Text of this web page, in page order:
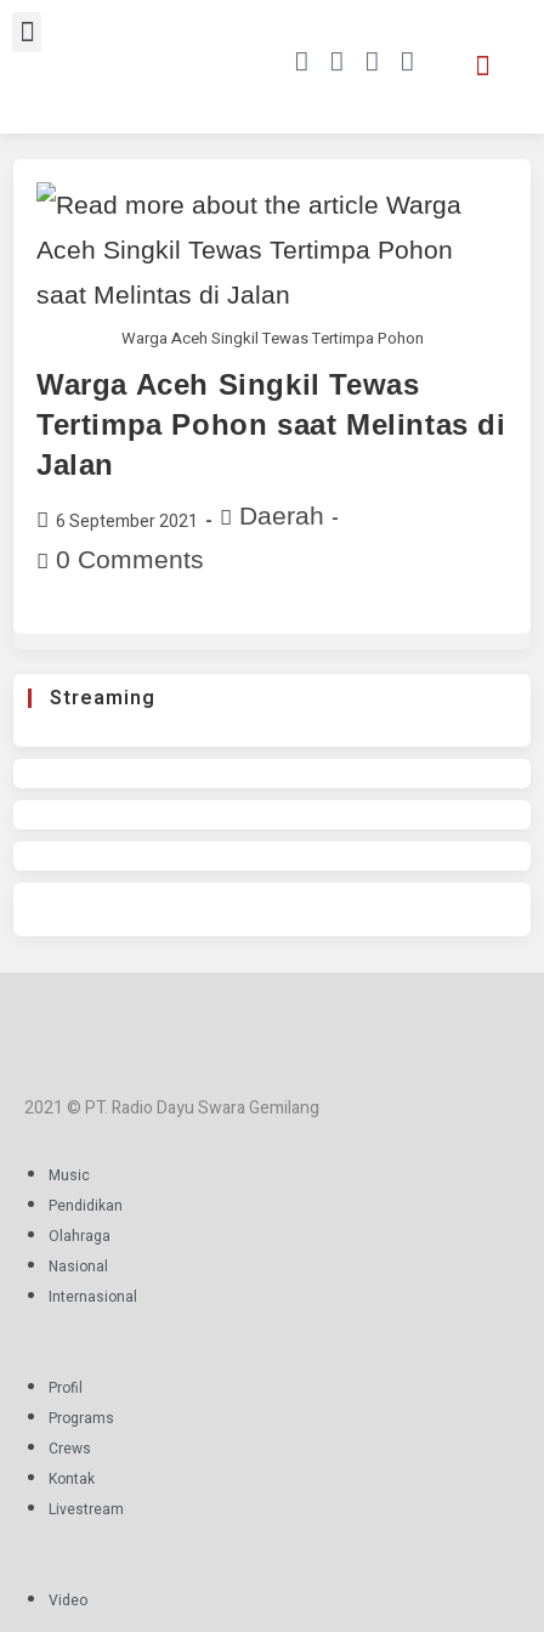
Warga Aceh Singkil Tewas Tertimpa Pohon
Warga Aceh Singkil Tewas
Tertimpa Pohon saat Melintas di
Jalan
6 September 2021
Daerah
0 Comments
Streaming
2021 © PT. Radio Dayu Swara Gemilang
Music
Pendidikan
Olahraga
Nasional
Internasional
Profil
Programs
Crews
Kontak
Livestream
Video